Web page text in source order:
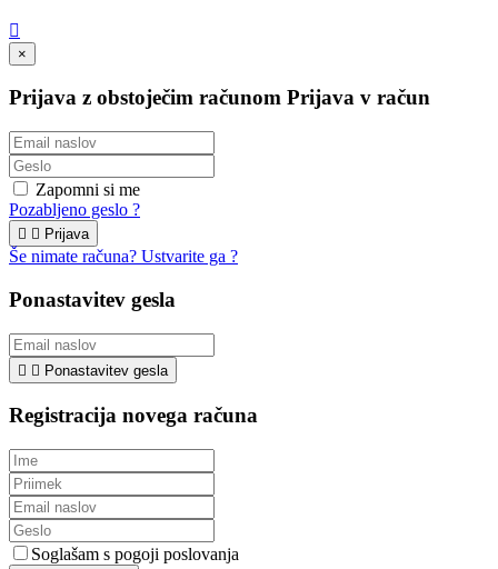

×
Prijava z obstoječim računom Prijava v račun
Zapomni si me
Pozabljeno geslo ?
  Prijava
Še nimate računa? Ustvarite ga ?
Ponastavitev gesla
  Ponastavitev gesla
Registracija novega računa
Soglašam s pogoji poslovanja